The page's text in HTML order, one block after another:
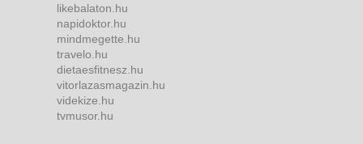
likebalaton.hu
napidoktor.hu
mindmegette.hu
travelo.hu
dietaesfitnesz.hu
vitorlazasmagazin.hu
videkize.hu
tvmusor.hu